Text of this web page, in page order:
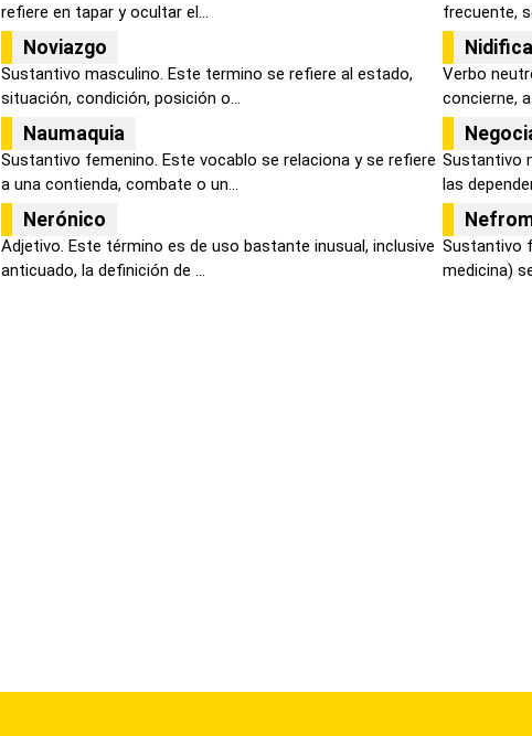
refiere en tapar y ocultar el...
frecuente,
Noviazgo
Sustantivo masculino. Este termino se refiere al estado,
situación, condición, posición o...
Verbo
concierne,
Naumaquia
Sustantivo femenino. Este vocablo se relaciona y se refiere
a una contienda, combate o un...
Sustantivo
las
Nerónico
Adjetivo. Este término es de uso bastante inusual, inclusive
anticuado, la definición de ...
Sustantivo
medicina)